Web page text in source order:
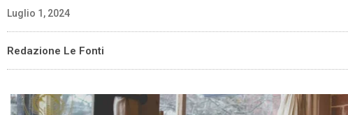
Luglio 1, 2024
Redazione Le Fonti